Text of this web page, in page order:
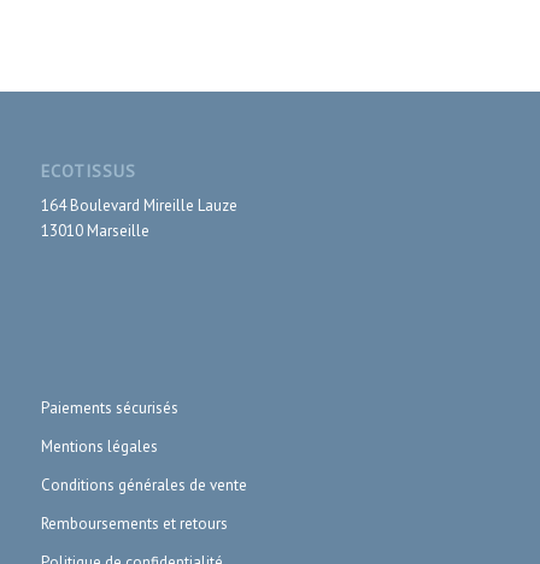
ECOTISSUS
164 Boulevard Mireille Lauze
13010 Marseille
Paiements sécurisés
Mentions légales
Conditions générales de vente
Remboursements et retours